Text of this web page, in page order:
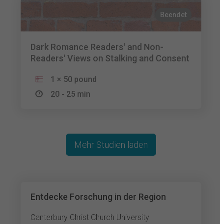
Beendet
Dark Romance Readers' and Non-
Readers' Views on Stalking and Consent
1 × 50 pound
20 - 25 min
Entdecke Forschung in der Region
Canterbury Christ Church University
Mehr Studien laden